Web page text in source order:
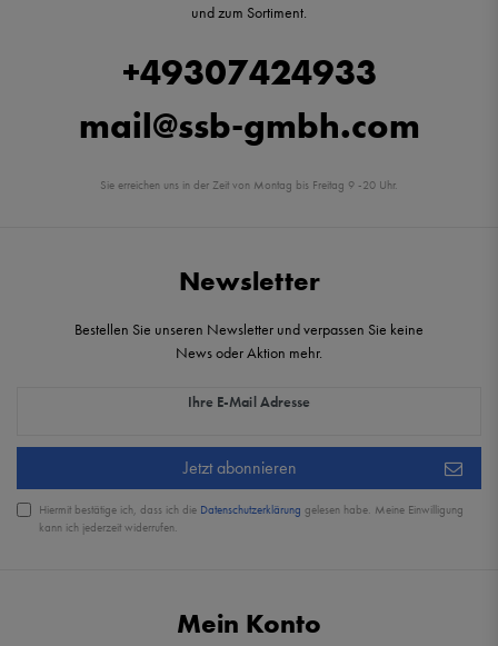
und zum Sortiment.
+49307424933
mail@ssb-gmbh.com
Sie erreichen uns in der Zeit von Montag bis Freitag 9 -20 Uhr.
Mein Konto
Newsletter
Bestellen Sie unseren Newsletter und verpassen Sie keine
News oder Aktion mehr.
Ihre E-Mail Adresse
Newsletter Honig
Jetzt abonnieren
Hiermit bestätige ich, dass ich die Daten­schutz­erklärung gelesen habe. Meine Einwilligung
kann ich jederzeit widerrufen.